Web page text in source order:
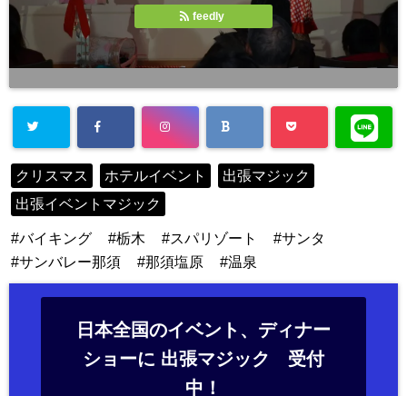
feedly
クリスマス ホテルイベント
出張マジック
出張イベントマジック
バイキング 栃木 スパリゾート
サンタ
サンバレー那須
那須塩原 温泉
日本全国のイベント、ディナー
ショーに 出張マジック 受付
中！